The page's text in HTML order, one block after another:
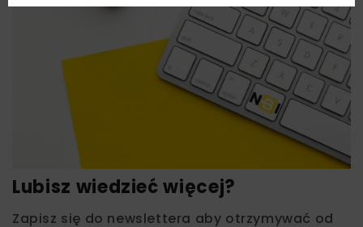
Lubisz wiedzieć więcej?
Zapisz się do newslettera aby otrzymywać od